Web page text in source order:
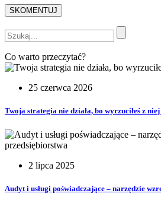
Co warto przeczytać?
25 czerwca 2026
Twoja strategia nie działa, bo wyrzuciłeś z
2 lipca 2025
Audyt i usługi poświadczające – narzędzie